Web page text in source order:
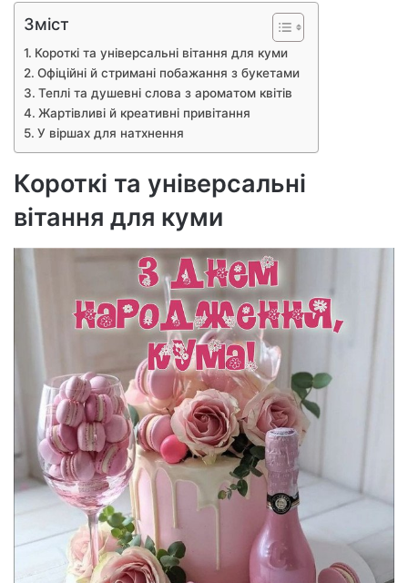
Зміст
Короткі та універсальні вітання для куми
Офіційні й стримані побажання з букетами
Теплі та душевні слова з ароматом квітів
Жартівливі й креативні привітання
У віршах для натхнення
Короткі та універсальні
вітання для куми